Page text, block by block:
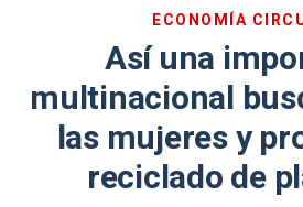
ECONOMÍA
Así una
multinacional
las mujeres y
reciclado de